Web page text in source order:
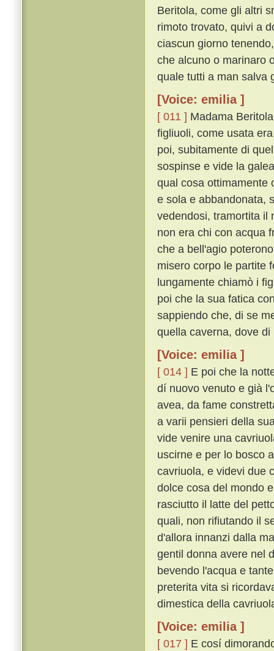
Beritola, come gli altri
rimoto trovato, quivi a
ciascun giorno
che alcuno o marinaro
quale tutti a man salva
[Voice: emilia ]
[ 011 ] Madama
figliuoli, come usata
poi, subitamente di
sospinse e vide la
qual cosa ottimamente
e sola e abbandonata,
vedendosi, tramortita il
non era chi con acqua
che a bell'agio
misero corpo le partite
lungamente chiamò i
poi che la sua fatica
sappiendo che, di se
quella caverna, dove
[Voice: emilia ]
[ 014 ] E poi che la
dí nuovo venuto e già
avea, da fame
a varii pensieri della
vide venire una
uscirne e per lo bosco
cavriuola, e videvi due
dolce cosa del mondo
rasciutto il latte del
quali, non rifiutando il
d'allora innanzi dalla
gentil donna avere nel
bevendo l'acqua e
preterita vita si
dimestica della
[Voice: emilia ]
[ 017 ] E cosí